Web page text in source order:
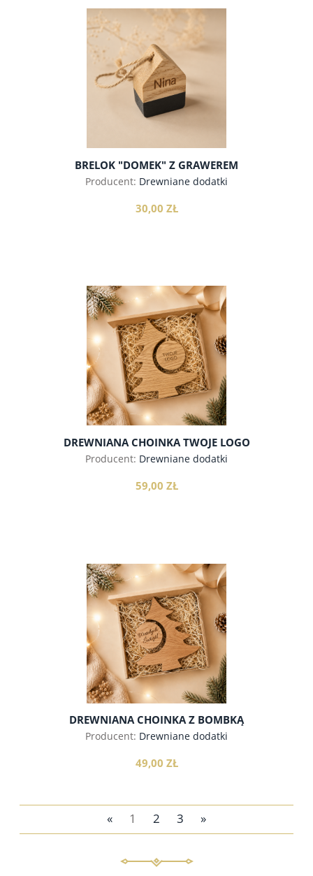
do koszyka
BRELOK "DOMEK" Z GRAWEREM
Producent: Drewniane dodatki
30,00 ZŁ
do koszyka
DREWNIANA CHOINKA TWOJE LOGO
Producent: Drewniane dodatki
59,00 ZŁ
do koszyka
DREWNIANA CHOINKA Z BOMBKĄ
Producent: Drewniane dodatki
49,00 ZŁ
« 1 2 3 »